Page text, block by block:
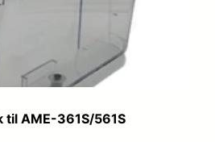
til AME-361S/561S